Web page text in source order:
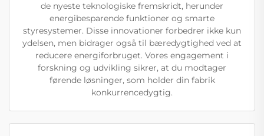
de nyeste teknologiske fremskridt, herunder
energibesparende funktioner og smarte
styresystemer. Disse innovationer forbedrer ikke kun
ydelsen, men bidrager også til bæredygtighed ved at
reducere energiforbruget. Vores engagement i
forskning og udvikling sikrer, at du modtager
førende løsninger, som holder din fabrik
konkurrencedygtig.